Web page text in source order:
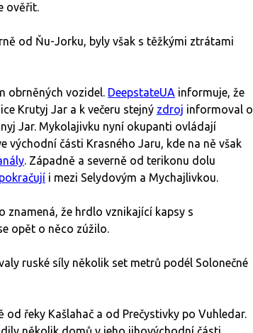
ověřit.
od Ňu-Jorku, byly však s těžkými ztrátami
obrněných vozidel. DeepstateUA informuje, že
Krutyj Jar a k večeru stejný zdroj informoval o
Jar. Mykolajivku nyní okupanti ovládají
části Krasného Jaru, kde na ně však
. Západně a severně od terikonu dolu
pokračují i mezi Selydovým a Mychajlivkou.
znamená, že hrdlo vznikající kapsy s
opět o něco zúžilo.
ruské síly několik set metrů podél Solonečné
řeky Kašlahač a od Prečystivky po Vuhledar.